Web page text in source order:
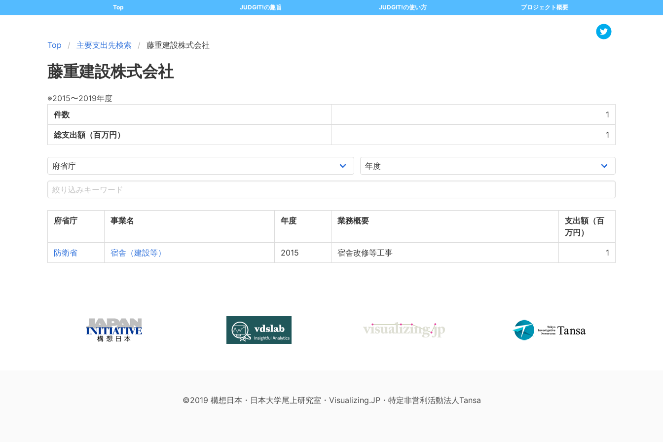
Top JUDGIT!の趣旨 JUDGIT!の使い方 プロジェクト概要
Top 主要支出先検索 藤重建設株式会社
藤重建設株式会社
※2015〜2019年度
件数
1
総支出額（百万円） 1
府省庁 事業名 年度 業務概要
支出額（百
万円）
防衛省 宿舎（建設等） 2015 宿舎改修等工事 1
©2019 構想日本・日本大学尾上研究室・Visualizing.JP・特定非営利活動法人Tansa